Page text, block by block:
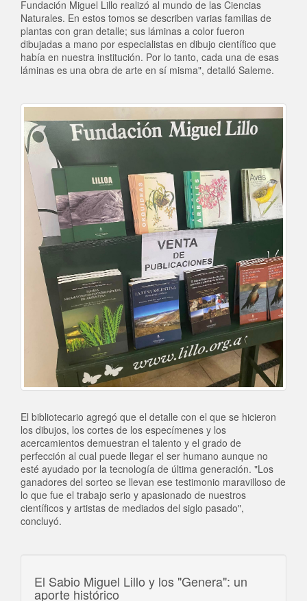
Fundación Miguel Lillo realizó al mundo de las Ciencias
Naturales. En estos tomos se describen varias familias de
plantas con gran detalle; sus láminas a color fueron
dibujadas a mano por especialistas en dibujo científico que
había en nuestra institución. Por lo tanto, cada una de esas
láminas es una obra de arte en sí misma", detalló Saleme.
El bibliotecario agregó que el detalle con el que se hicieron
los dibujos, los cortes de los especímenes y los
acercamientos demuestran el talento y el grado de
perfección al cual puede llegar el ser humano aunque no
esté ayudado por la tecnología de última generación. "Los
ganadores del sorteo se llevan ese testimonio maravilloso de
lo que fue el trabajo serio y apasionado de nuestros
científicos y artistas de mediados del siglo pasado",
concluyó.
El Sabio Miguel Lillo y los "Genera": un
aporte histórico